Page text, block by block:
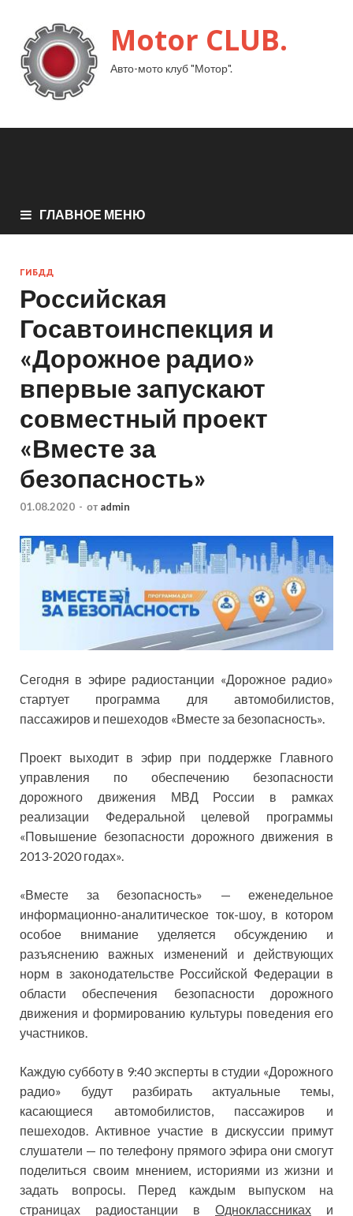
Motor CLUB.
Авто-мото клуб "Мотор".
ГЛАВНОЕ МЕНЮ
ГИБДД
Российская
Госавтоинспекция и
«Дорожное радио»
впервые запускают
совместный проект
«Вместе за
безопасность»
01.08.2020 - от admin
Сегодня в эфире радиостанции «Дорожное радио»
стартует программа для автомобилистов,
пассажиров и пешеходов «Вместе за безопасность».
Проект выходит в эфир при поддержке Главного
управления по обеспечению безопасности
дорожного движения МВД России в рамках
реализации Федеральной целевой программы
«Повышение безопасности дорожного движения в
2013-2020 годах».
«Вместе за безопасность» — еженедельное
информационно-аналитическое ток-шоу, в котором
особое внимание уделяется обсуждению и
разъяснению важных изменений и действующих
норм в законодательстве Российской Федерации в
области обеспечения безопасности дорожного
движения и формированию культуры поведения его
участников.
Каждую субботу в 9:40 эксперты в студии «Дорожного
радио» будут разбирать актуальные темы,
касающиеся автомобилистов, пассажиров и
пешеходов. Активное участие в дискуссии примут
слушатели — по телефону прямого эфира они смогут
поделиться своим мнением, историями из жизни и
задать вопросы. Перед каждым выпуском на
страницах радиостанции в Одноклассниках и